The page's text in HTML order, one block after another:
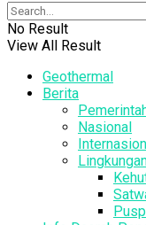
No Result
View All Result
Geothermal
Berita
Nasional